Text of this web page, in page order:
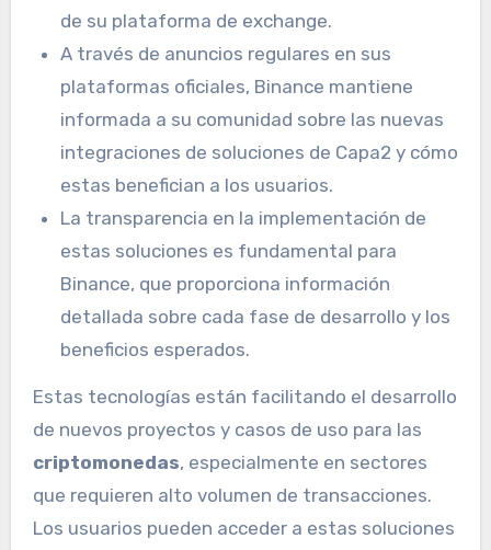
de su plataforma de exchange.
A través de anuncios regulares en sus
plataformas oficiales, Binance mantiene
informada a su comunidad sobre las nuevas
integraciones de soluciones de Capa2 y cómo
estas benefician a los usuarios.
La transparencia en la implementación de
estas soluciones es fundamental para
Binance, que proporciona información
detallada sobre cada fase de desarrollo y los
beneficios esperados.
Estas tecnologías están facilitando el desarrollo
de nuevos proyectos y casos de uso para las
criptomonedas, especialmente en sectores
que requieren alto volumen de transacciones.
Los usuarios pueden acceder a estas soluciones